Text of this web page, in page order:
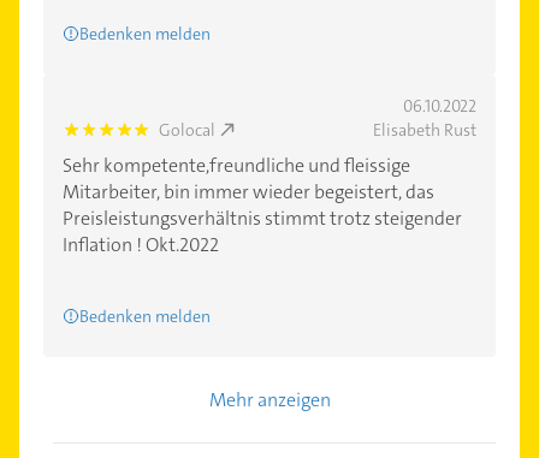
Bedenken melden
06.10.2022
5.0 Golocal Elisabeth Rust
Sehr kompetente,freundliche und fleissige
Mitarbeiter, bin immer wieder begeistert, das
Preisleistungsverhältnis stimmt trotz steigender
Inflation ! Okt.2022
Bedenken melden
Mehr anzeigen